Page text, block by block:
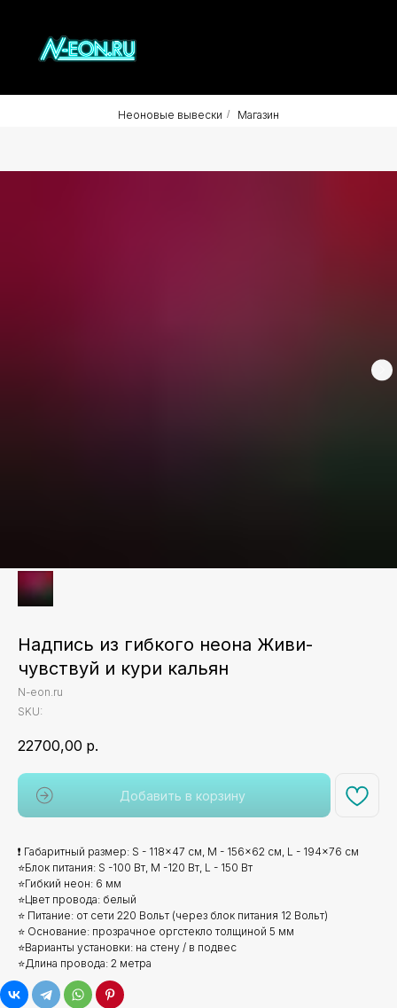
Неоновые вывески / Магазин
Надпись из гибкого неона Живи-
чувствуй и кури кальян
N-eon.ru
SKU:
22700,00 р.
Добавить в корзину
❗ Габаритный размер: S - 118x47 см, M - 156x62 см, L - 194x76 см
⭐Блок питания: S -100 Вт, М -120 Вт, L - 150 Вт
⭐Гибкий неон: 6 мм
⭐Цвет провода: белый
⭐ Питание: от сети 220 Вольт (через блок питания 12 Вольт)
⭐ Основание: прозрачное оргстекло толщиной 5 мм
⭐Варианты установки: на стену / в подвес
⭐Длина провода: 2 метра